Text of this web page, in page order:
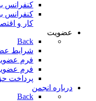
کنفرانس
کنفرانس
کار و
عضویت
Back
شرایط
فرم
فرم
پرداخت
درباره انجمن
Back